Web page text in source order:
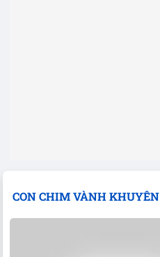
CON CHIM VÀNH KHUYÊN